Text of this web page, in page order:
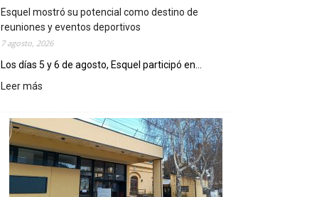
Esquel mostró su potencial como destino de
reuniones y eventos deportivos
7 agosto, 2026
Los días 5 y 6 de agosto, Esquel participó en...
Leer más
s
q
u
e
l
m